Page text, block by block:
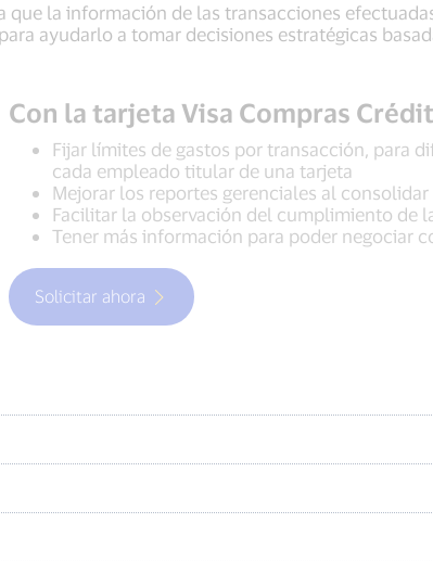
que la información de las transacciones
ayudarlo a tomar decisiones estratégicas
Con la tarjeta Visa Compras
Fijar límites de gastos por transacción, para
cada empleado titular de una tarjeta
Mejorar los reportes gerenciales al
Facilitar la observación del cumplimiento de
Tener más información para poder negociar
Solicitar ahora